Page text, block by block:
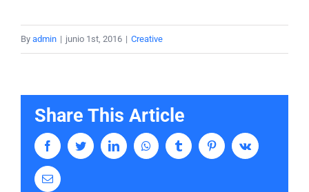
By admin | junio 1st, 2016 | Creative
Share This Article
FacebookTwitterLinkedInWhatsappTumblr PinterestVk
Email